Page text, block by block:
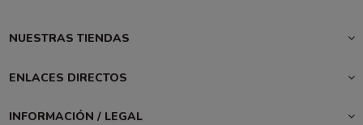
NUESTRAS TIENDAS
ENLACES DIRECTOS
INFORMACIÓN / LEGAL